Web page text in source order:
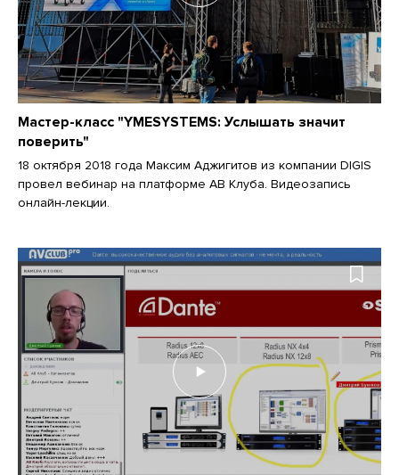
Мастер-класс "YMESYSTEMS: Услышать значит
поверить"
18 октября 2018 года Максим Аджигитов из компании DIGIS
провел вебинар на платформе АВ Клуба. Видеозапись
онлайн-лекции.